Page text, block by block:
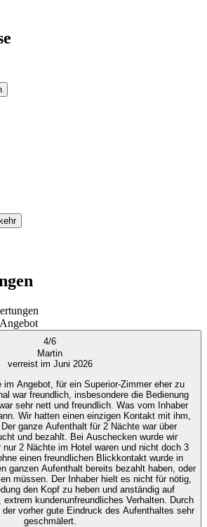
4/6
Martin
verreist im Juni 2026
im Angebot, für ein Superior-Zimmer eher zu
war freundlich, insbesondere die Bedienung
sehr nett und freundlich. Was vom Inhaber
Wir hatten einen einzigen Kontakt mit ihm,
ganze Aufenthalt für 2 Nächte war über
und bezahlt. Bei Auschecken wurde wir
2 Nächte im Hotel waren und nicht doch 3
einen freundlichen Blickkontakt wurde in
ganzen Aufenthalt bereits bezahlt haben, oder
müssen. Der Inhaber hielt es nicht für nötig,
den Kopf zu heben und anständig auf
extrem kundenunfreundliches Verhalten. Durch
vorher gute Eindruck des Aufenthaltes sehr
geschmälert.